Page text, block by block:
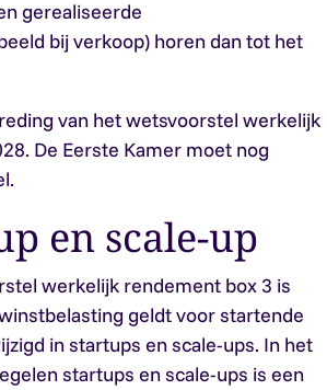
gerealiseerde
bij verkoop) horen dan tot het
van het wetsvoorstel werkelijk
De Eerste Kamer moet nog
en scale-up
werkelijk rendement box 3 is
geldt voor startende
in startups en scale-ups. In het
startups en scale-ups is een